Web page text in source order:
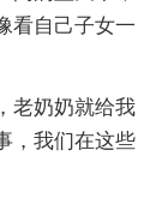
看自己子女一
老奶奶就给我
，我们在这些